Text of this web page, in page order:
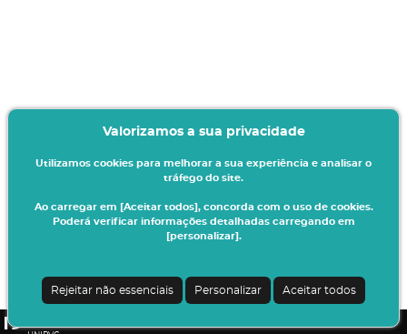
sua matrícula/inscrição no presente ano letivo.
Todos os dados introduzidos serão da sua responsabilidade.
Valorizamos a sua privacidade
Utilizamos cookies para melhorar a sua experiência e analisar o
tráfego do site.
Ao carregar em [Aceitar todos], concorda com o uso de cookies.
Poderá verificar informações detalhadas carregando em
[personalizar].
Rejeitar não essenciais Personalizar Aceitar todos